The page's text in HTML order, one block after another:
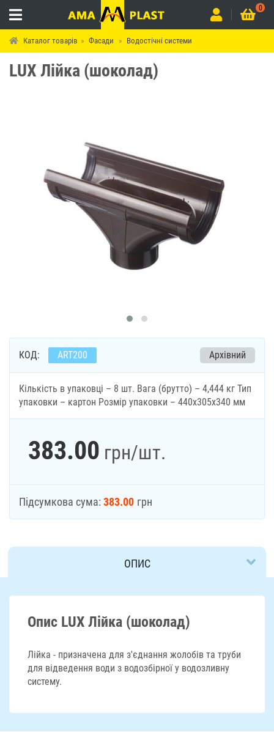
0
Каталог товарів Фасади Водостічні системи
LUX Лійка (шоколад)
КОД: ART200 Архівний
Кількість в упаковці – 8 шт. Вага (брутто) – 4,444 кг Тип
упаковки – картон Розмір упаковки – 440х305х340 мм
383.00 грн/шт.
Підсумкова сума: 383.00 грн
ОПИС
ДОСТАВКА
Опис LUX Лійка (шоколад)
Лійка - призначена для з'єднання жолобів та труби
для відведення води з водозбірної у водозливну
систему.